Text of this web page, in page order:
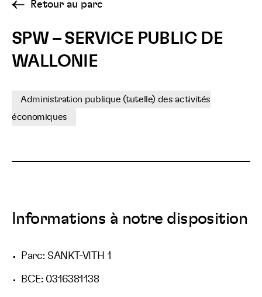
Retour au parc
SPW – SERVICE PUBLIC DE
WALLONIE
Administration publique (tutelle) des activités
économiques
Informations à notre disposition
Parc: SANKT-VITH 1
BCE: 0316381138